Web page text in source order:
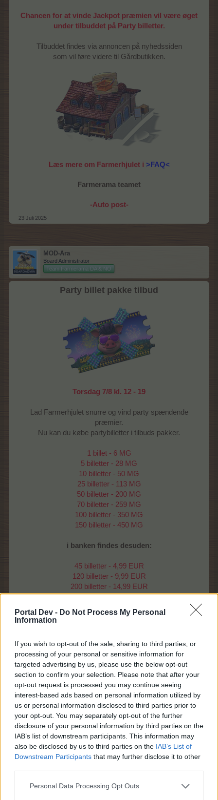
Portal Dev - Do Not Process My Personal
Information
If you wish to opt-out of the sale, sharing to third parties, or
processing of your personal or sensitive information for
targeted advertising by us, please use the below opt-out
section to confirm your selection. Please note that after your
opt-out request is processed you may continue seeing
interest-based ads based on personal information utilized by
us or personal information disclosed to third parties prior to
your opt-out. You may separately opt-out of the further
disclosure of your personal information by third parties on the
IAB’s list of downstream participants. This information may
also be disclosed by us to third parties on the IAB’s List of
Downstream Participants that may further disclose it to other
Personal Data Processing Opt Outs
Chancen for at vinde Jackpot præmien vil være øget
under tilbuddet på Party billetter.
Tilbuddet findes via annoncen på nyhedssiden
som vil føre videre til Gårdbutikken.
Læs mere om Farmerhjulet i >FAQ<
Farmerama teamet
-Auto post-
23 Juli 2025
MOD-Ara
Board Administrator
Team Farmerama DA & NO
Party billet pakke tilbud
Torsdag 7/8 kl. 12 - 19
Lad Farmerhjulet snurre og vind party spændende
præmier.
Nu kan du købe partybilletter i tilbuds pakker.
1 billet - 6 MG
5 billetter - 28 MG
10 billetter - 50 MG
25 billetter - 113 MG
50 billetter - 200 MG
70 billetter - 259 MG
100 billetter - 350 MG
150 billetter - 450 MG
i banken findes desuden:
45 billetter - 4,99 EUR
120 billetter - 9,99 EUR
200 billetter - 14,99 EUR
Tilbuddet findes via annoncen på nyhedssiden
som vil føre videre til Gårdbutikken.